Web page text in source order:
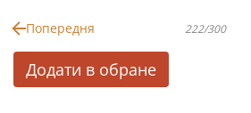
Попередня 222/300
Додати в обране